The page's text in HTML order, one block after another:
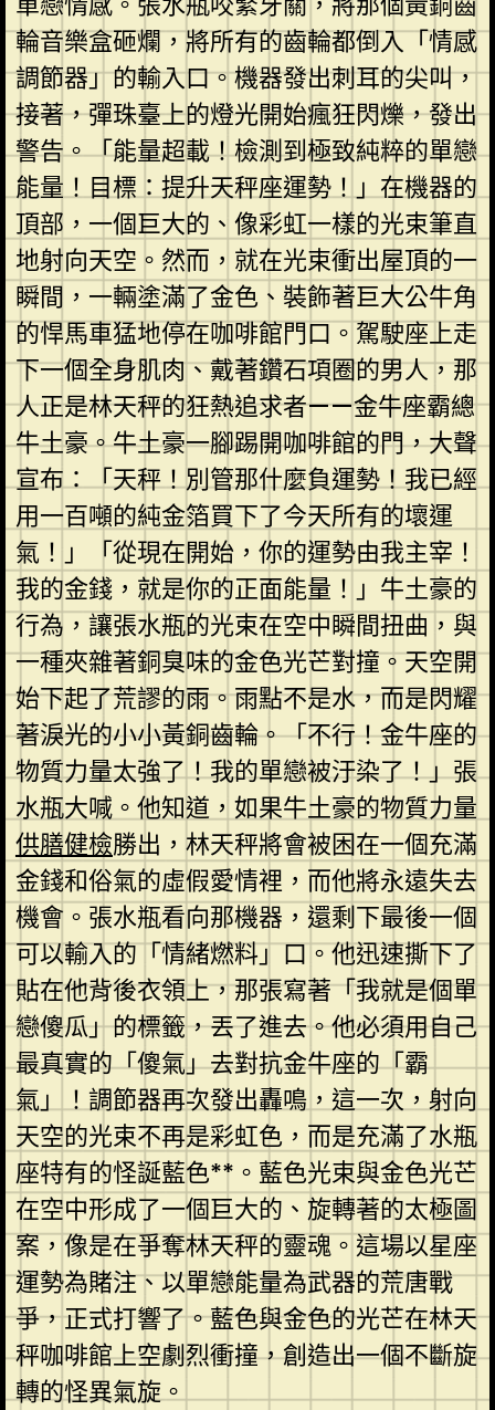
輪音樂盒砸爛，將所有的齒輪都倒入「情感
調節器」的輸入口。機器發出刺耳的尖叫，
接著，彈珠臺上的燈光開始瘋狂閃爍，發出
警告。「能量超載！檢測到極致純粹的單戀
能量！目標：提升天秤座運勢！」在機器的
頂部，一個巨大的、像彩虹一樣的光束筆直
地射向天空。然而，就在光束衝出屋頂的一
瞬間，一輛塗滿了金色、裝飾著巨大公牛角
的悍馬車猛地停在咖啡館門口。駕駛座上走
下一個全身肌肉、戴著鑽石項圈的男人，那
人正是林天秤的狂熱追求者——金牛座霸總
牛土豪。牛土豪一腳踢開咖啡館的門，大聲
宣布：「天秤！別管那什麼負運勢！我已經
用一百噸的純金箔買下了今天所有的壞運
氣！」「從現在開始，你的運勢由我主宰！
我的金錢，就是你的正面能量！」牛土豪的
行為，讓張水瓶的光束在空中瞬間扭曲，與
一種夾雜著銅臭味的金色光芒對撞。天空開
始下起了荒謬的雨。雨點不是水，而是閃耀
著淚光的小小黃銅齒輪。「不行！金牛座的
物質力量太強了！我的單戀被汙染了！」張
水瓶大喊。他知道，如果牛土豪的物質力量
供膳健檢勝出，林天秤將會被困在一個充滿
金錢和俗氣的虛假愛情裡，而他將永遠失去
機會。張水瓶看向那機器，還剩下最後一個
可以輸入的「情緒燃料」口。他迅速撕下了
貼在他背後衣領上，那張寫著「我就是個單
戀傻瓜」的標籤，丟了進去。他必須用自己
最真實的「傻氣」去對抗金牛座的「霸
氣」！調節器再次發出轟鳴，這一次，射向
天空的光束不再是彩虹色，而是充滿了水瓶
座特有的怪誕藍色**。藍色光束與金色光芒
在空中形成了一個巨大的、旋轉著的太極圖
案，像是在爭奪林天秤的靈魂。這場以星座
運勢為賭注、以單戀能量為武器的荒唐戰
爭，正式打響了。藍色與金色的光芒在林天
秤咖啡館上空劇烈衝撞，創造出一個不斷旋
轉的怪異氣旋。